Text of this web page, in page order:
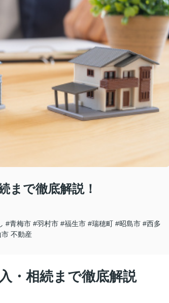
まで徹底解説！
#青梅市 #羽村市 #福生市 #瑞穂町 #昭島市 #西多
不動産
・相続まで徹底解説